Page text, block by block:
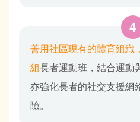
善用社區現有的體育組織
組長者運動班，結合運動
亦強化長者的社交支援網
險。